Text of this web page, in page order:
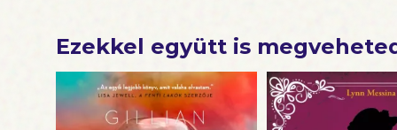
Ezekkel együtt is